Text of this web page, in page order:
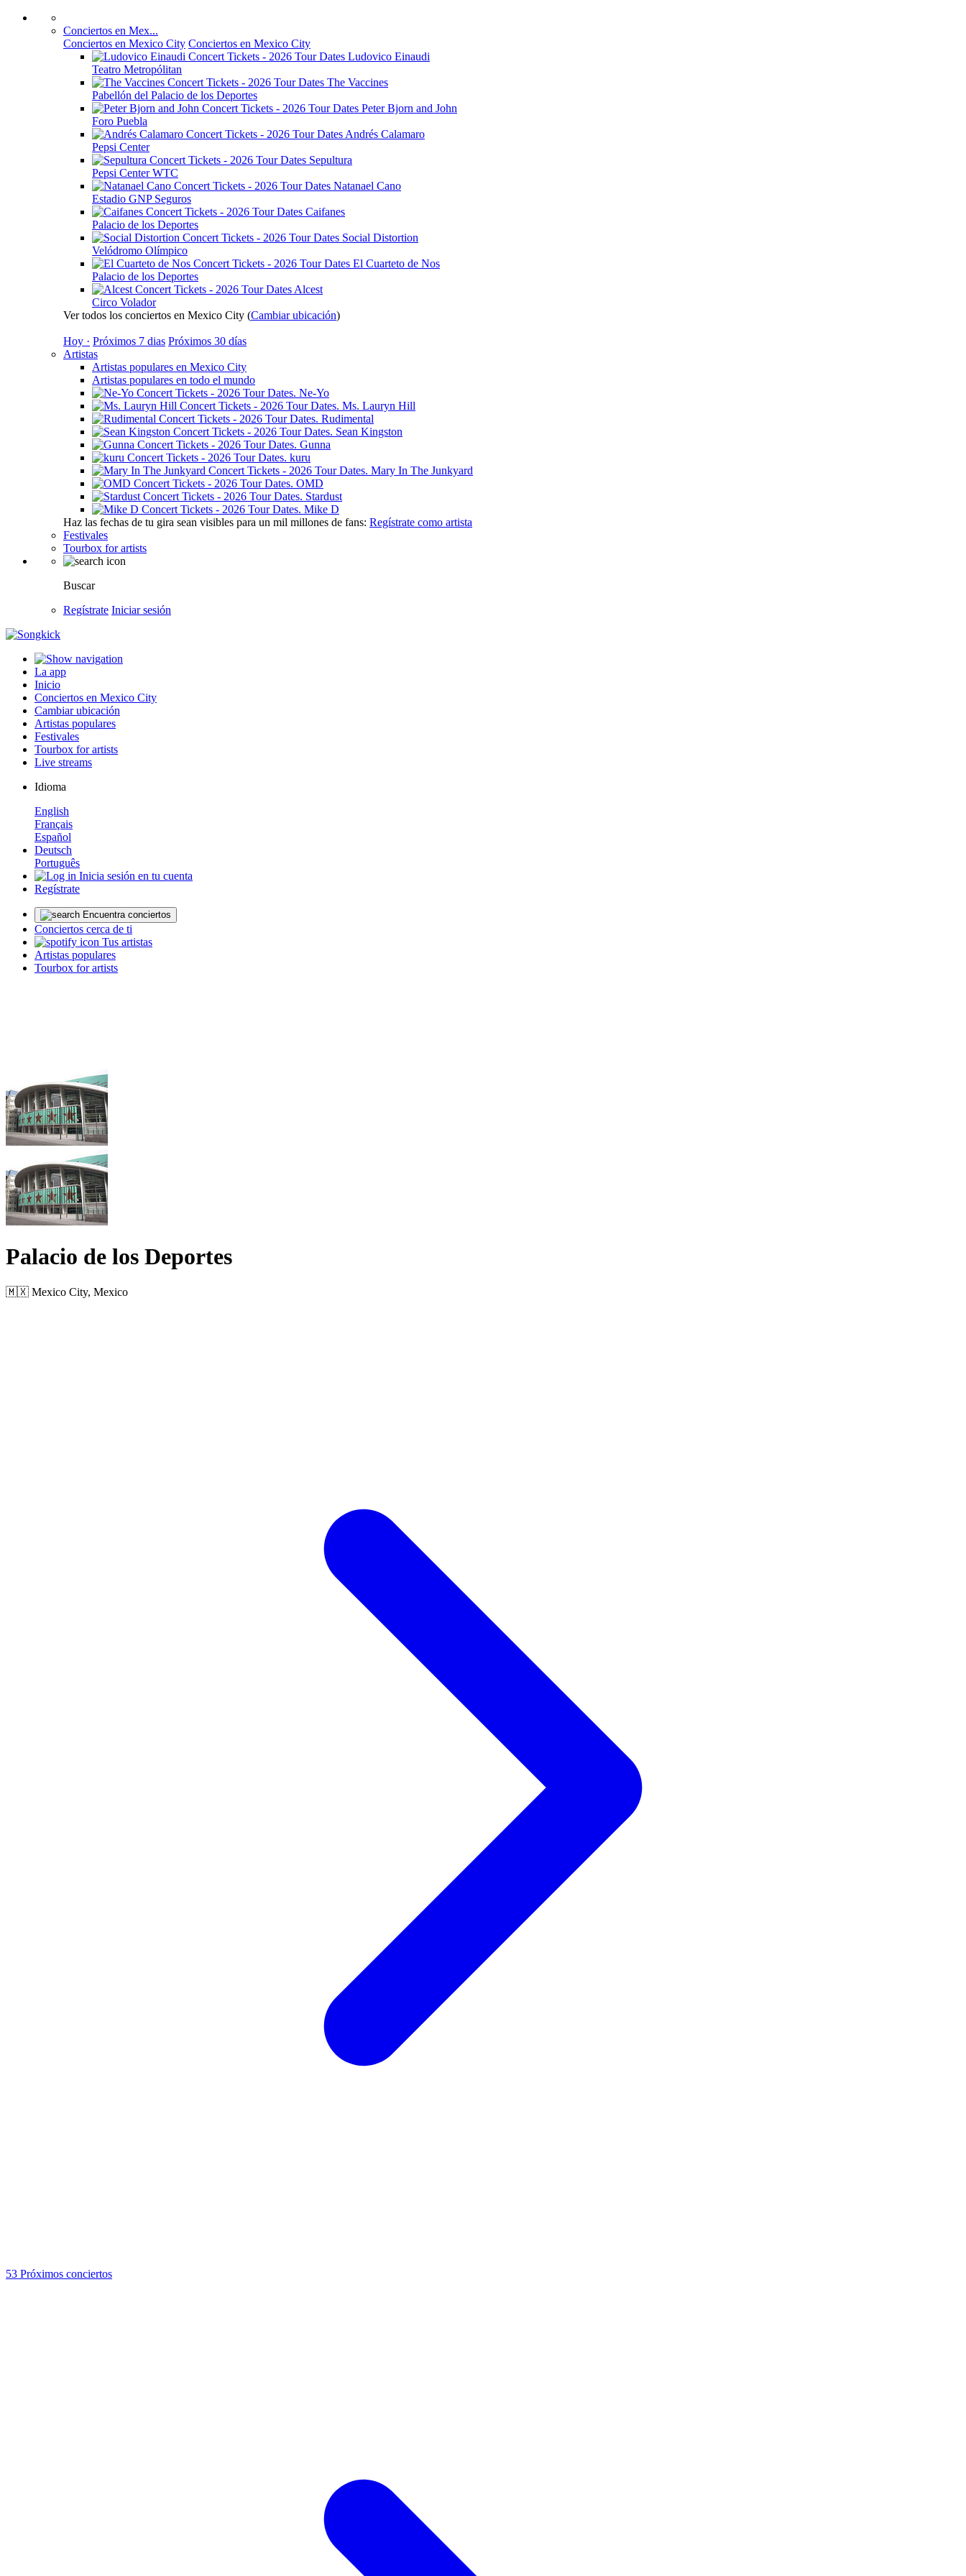
Conciertos en Mex...
Conciertos en Mexico City Conciertos en Mexico City
Ludovico Einaudi
Teatro Metropólitan
The Vaccines
Pabellón del Palacio de los Deportes
Peter Bjorn and John
Foro Puebla
Andrés Calamaro
Pepsi Center
Sepultura
Pepsi Center WTC
Natanael Cano
Estadio GNP Seguros
Caifanes
Palacio de los Deportes
Social Distortion
Velódromo Olímpico
El Cuarteto de Nos
Palacio de los Deportes
Alcest
Circo Volador
Ver todos los conciertos en Mexico City (Cambiar ubicación)
Hoy · Próximos 7 dias Próximos 30 días
Artistas
Artistas populares en Mexico City
Artistas populares en todo el mundo
Ne-Yo
Ms. Lauryn Hill
Rudimental
Sean Kingston
Gunna
kuru
Mary In The Junkyard
OMD
Stardust
Mike D
Haz las fechas de tu gira sean visibles para un mil millones de fans: Regístrate como artista
Festivales
Tourbox for artists
Buscar
Regístrate Iniciar sesión
La app
Inicio
Conciertos en Mexico City
Cambiar ubicación
Artistas populares
Festivales
Tourbox for artists
Live streams
Idioma
English
Français
Español
Deutsch
Português
Inicia sesión en tu cuenta
Regístrate
Encuentra conciertos
Conciertos cerca de ti
Tus artistas
Artistas populares
Tourbox for artists
Palacio de los Deportes
🇲🇽 Mexico City, Mexico
53 Próximos conciertos